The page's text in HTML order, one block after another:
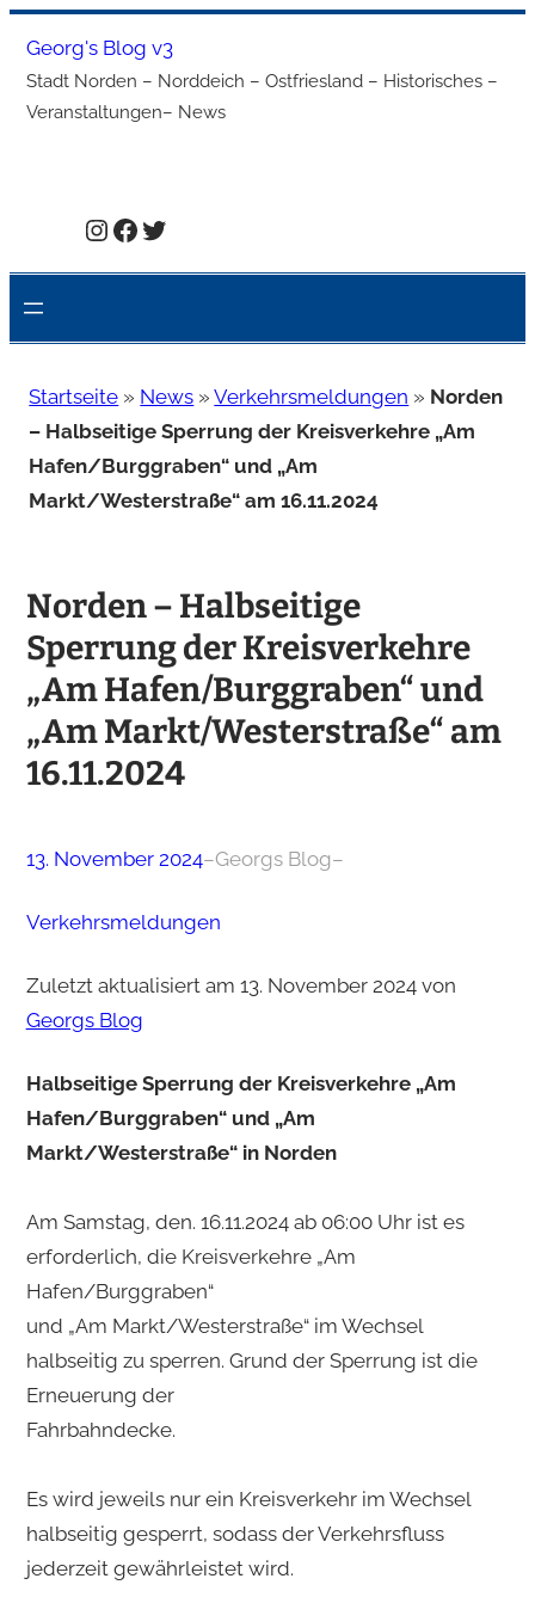
Inhalt
springen
Georg's Blog v3
Stadt Norden – Norddeich – Ostfriesland – Historisches –
Veranstaltungen– News
InstagramFacebook Twitter
Startseite » News »Verkehrsmeldungen » Norden
– Halbseitige Sperrung der Kreisverkehre „Am
Hafen/Burggraben“ und „Am
Markt/Westerstraße“ am 16.11.2024
Norden – Halbseitige
Sperrung der Kreisverkehre
„Am Hafen/Burggraben“ und
„Am Markt/Westerstraße“ am
16.11.2024
13. November 2024–Georgs Blog–
Verkehrsmeldungen
Zuletzt aktualisiert am 13. November 2024 von
Georgs Blog
Halbseitige Sperrung der Kreisverkehre „Am
Hafen/Burggraben“ und „Am
Markt/Westerstraße“ in Norden
Am Samstag, den. 16.11.2024 ab 06:00 Uhr ist es
erforderlich, die Kreisverkehre „Am
Hafen/Burggraben“
und „Am Markt/Westerstraße“ im Wechsel
halbseitig zu sperren. Grund der Sperrung ist die
Erneuerung der
Fahrbahndecke.
Es wird jeweils nur ein Kreisverkehr im Wechsel
halbseitig gesperrt, sodass der Verkehrsfluss
jederzeit gewährleistet wird.